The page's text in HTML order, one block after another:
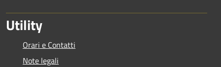
Utility
Orari e Contatti
Note legali